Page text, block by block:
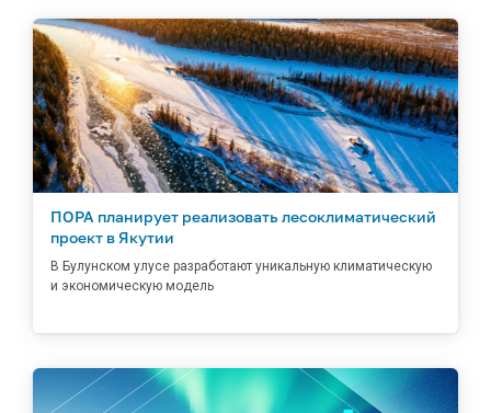
ПОРА планирует реализовать лесоклиматический
проект в Якутии
В Булунском улусе разработают уникальную климатическую
и экономическую модель